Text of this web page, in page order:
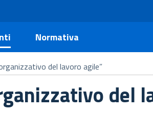
Normativa
del lavoro agile”
del